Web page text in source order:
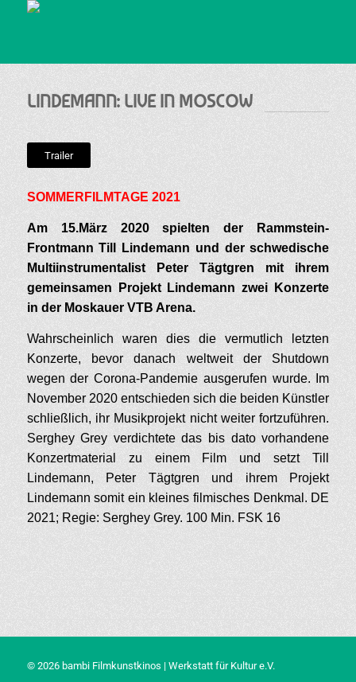
LINDEMANN: LIVE IN MOSCOW
Trailer
SOMMERFILMTAGE 2021
Am 15.März 2020 spielten der Rammstein-
Frontmann Till Lindemann und der schwedische
Multiinstrumentalist Peter Tägtgren mit ihrem
gemeinsamen Projekt Lindemann zwei Konzerte
in der Moskauer VTB Arena.
Wahrscheinlich waren dies die vermutlich letzten
Konzerte, bevor danach weltweit der Shutdown
wegen der Corona-Pandemie ausgerufen wurde. Im
November 2020 entschieden sich die beiden Künstler
schließlich, ihr Musikprojekt nicht weiter fortzuführen.
Serghey Grey verdichtete das bis dato vorhandene
Konzertmaterial zu einem Film und setzt Till
Lindemann, Peter Tägtgren und ihrem Projekt
Lindemann somit ein kleines filmisches Denkmal. DE
2021; Regie: Serghey Grey. 100 Min. FSK 16
© 2026 bambi Filmkunstkinos | Werkstatt für Kultur e.V.